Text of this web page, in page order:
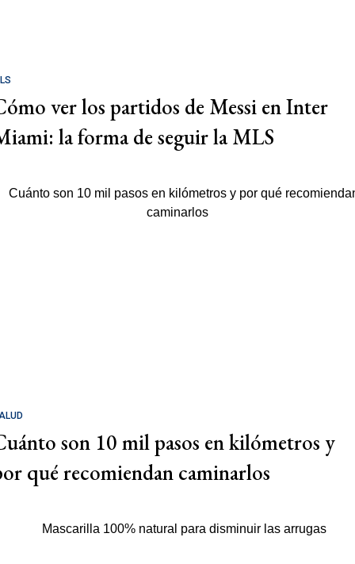
ver los partidos de Messi en Inter
la forma de seguir la MLS
son 10 mil pasos en kilómetros y
qué recomiendan caminarlos